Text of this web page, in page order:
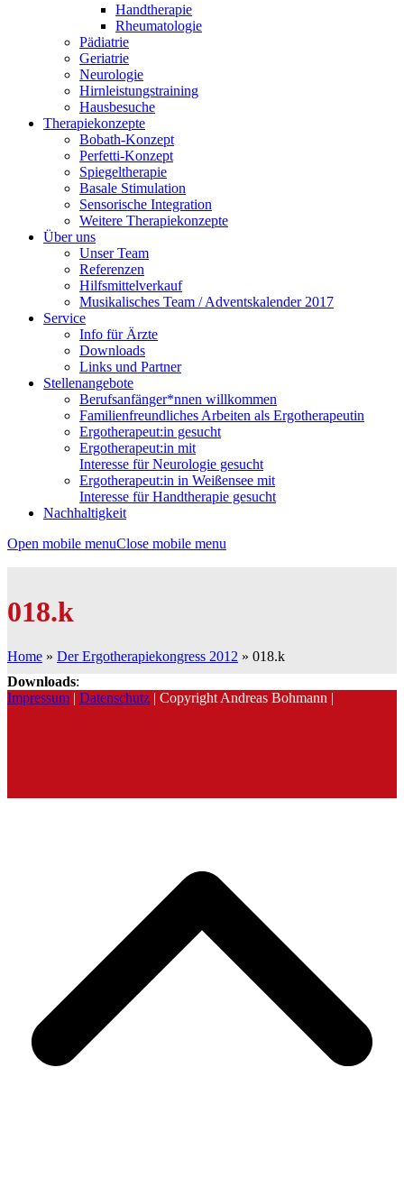
Handtherapie
Rheumatologie
Pädiatrie
Geriatrie
Neurologie
Hirnleistungstraining
Hausbesuche
Therapiekonzepte
Bobath-Konzept
Perfetti-Konzept
Spiegeltherapie
Basale Stimulation
Sensorische Integration
Weitere Therapiekonzepte
Über uns
Unser Team
Referenzen
Hilfsmittelverkauf
Musikalisches Team / Adventskalender 2017
Service
Info für Ärzte
Downloads
Links und Partner
Stellenangebote
Berufsanfänger*nnen willkommen
Familienfreundliches Arbeiten als Ergotherapeutin
Ergotherapeut:in gesucht
Ergotherapeut:in mit
Interesse für Neurologie gesucht
Ergotherapeut:in in Weißensee mit
Interesse für Handtherapie gesucht
Nachhaltigkeit
Open mobile menuClose mobile menu
018.k
Home » Der Ergotherapiekongress 2012 » 018.k
Downloads:
Impressum | Datenschutz | Copyright Andreas Bohmann |